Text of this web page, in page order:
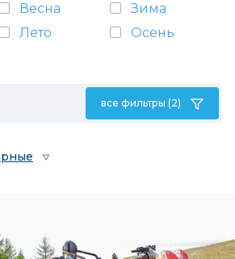
Весна
Зима
Лето
Осень
все фильтры (2)